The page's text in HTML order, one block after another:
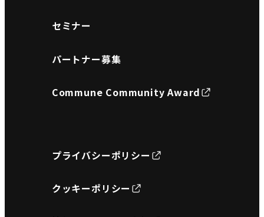
セミナー
パートナー募集
Commune Community Award
プライバシーポリシー
クッキーポリシー